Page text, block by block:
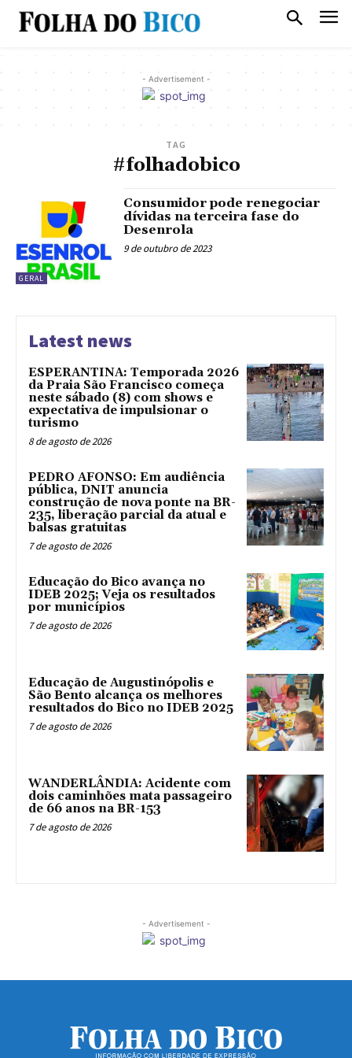
- Advertisement -
TAG
#folhadobico
GERAL
Consumidor pode renegociar
dívidas na terceira fase do
Desenrola
9 de outubro de 2023
Latest news
ESPERANTINA: Temporada 2026
da Praia São Francisco começa
neste sábado (8) com shows e
expectativa de impulsionar o
turismo
8 de agosto de 2026
PEDRO AFONSO: Em audiência
pública, DNIT anuncia
construção de nova ponte na BR-
235, liberação parcial da atual e
balsas gratuitas
7 de agosto de 2026
Educação do Bico avança no
IDEB 2025; Veja os resultados
por municípios
7 de agosto de 2026
Educação de Augustinópolis e
São Bento alcança os melhores
resultados do Bico no IDEB 2025
7 de agosto de 2026
WANDERLÂNDIA: Acidente com
dois caminhões mata passageiro
de 66 anos na BR-153
7 de agosto de 2026
- Advertisement -